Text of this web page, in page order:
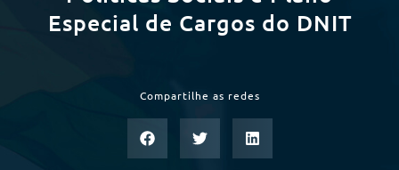
Especial de Cargos do DNIT
Compartilhe as redes